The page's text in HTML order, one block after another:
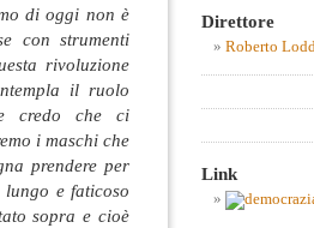
di oggi non è
con strumenti
rivoluzione
il ruolo
credo che ci
i maschi che
prendere per
e faticoso
sopra e cioè
Direttore
Roberto
Link